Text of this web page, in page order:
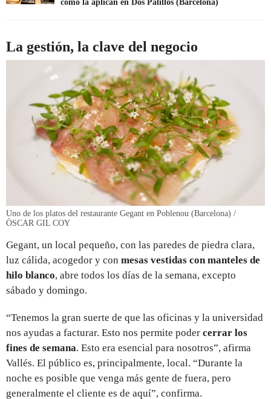
cómo la aplican en Dos Palillos (Barcelona)
La gestión, la clave del negocio
Uno de los platos del restaurante Gegant en Poblenou (Barcelona) /
ÒSCAR GIL COY
Gegant, un local pequeño, con las paredes de piedra clara,
luz cálida, acogedor y con mesas vestidas con manteles de
hilo blanco, abre todos los días de la semana, excepto
sábado y domingo.
“Tenemos la gran suerte de que las oficinas y la universidad
nos ayudas a facturar. Esto nos permite poder cerrar los
fines de semana. Esto era esencial para nosotros”, afirma
Vallés. El público es, principalmente, local. “Durante la
noche es posible que venga más gente de fuera, pero
generalmente el cliente es de aquí”, confirma.